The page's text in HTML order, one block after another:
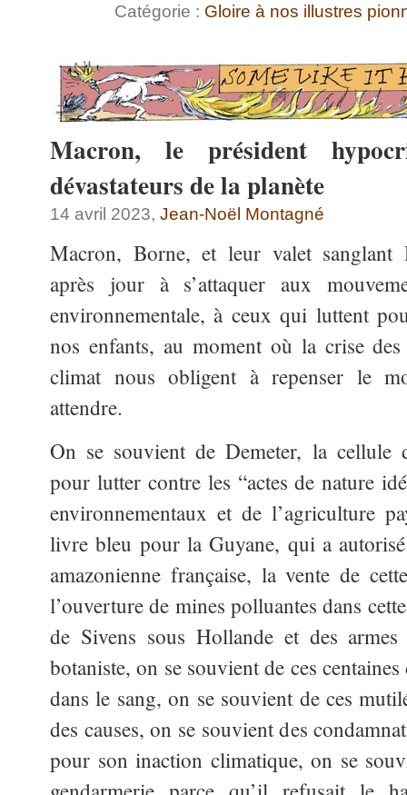
Catégorie : Gloire à nos illustres
Macron, le président
dévastateurs de la planète
14 avril 2023, Jean-Noël Montagné
Macron, Borne, et leur valet sanglant
après jour à s’attaquer aux
environnementale, à ceux qui luttent
nos enfants, au moment où la crise
climat nous obligent à repenser le
attendre.
On se souvient de Demeter, la cellule
pour lutter contre les “actes de nature
environnementaux et de l’agriculture
livre bleu pour la Guyane, qui a
amazonienne française, la vente de
l’ouverture de mines polluantes dans
de Sivens sous Hollande et des
botaniste, on se souvient de ces
dans le sang, on se souvient de ces
des causes, on se souvient des
pour son inaction climatique, on se